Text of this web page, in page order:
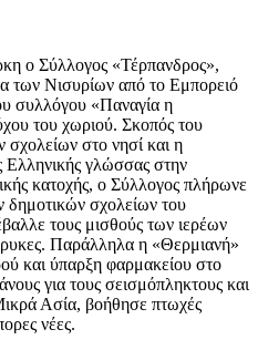
ο Σύλλογος «Τέρπανδρος»,
των Νισυρίων από το Εμπορειό
συλλόγου «Παναγία η
του χωριού. Σκοπός του
στο νησί και η
Ελληνικής γλώσσας στην
κατοχής, ο Σύλλογος πλήρωνε
σχολείων του
τους μισθούς των ιερέων
Παράλληλα η «Θερμιανή»
και ύπαρξη φαρμακείου στο
για τους σεισμόπληκτους και
Ασία, βοήθησε πτωχές
άπορες νέες.